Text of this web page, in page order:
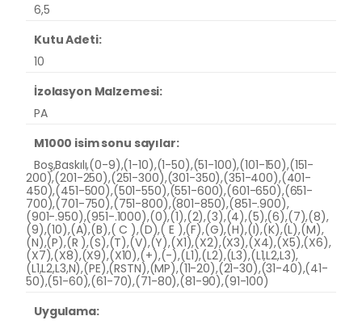
6,5
Kutu Adeti:
10
İzolasyon Malzemesi:
PA
M1000 isim sonu sayılar:
Boş,Baskılı,(0-9),(1-10),(1-50),(51-100),(101-150),(151-
200),(201-250),(251-300),(301-350),(351-400),(401-
450),(451-500),(501-550),(551-600),(601-650),(651-
700),(701-750),(751-800),(801-850),(851-.900),
(901-.950),(951-.1000),(0),(1),(2),(3),(4),(5),(6),(7),(8),
(9),(10),(A),(B),( C ),(D),( E ),(F),(G),(H),(I),(K),(L),(M),
(N),(P),(R ),(S),(T),(V),(Y),(X1),(X2),(X3),(X4),(X5),(X6),
(X7),(X8),(X9),(X10),(+),(-),(L1),(L2),(L3),(L1,L2,L3),
(L1,L2,L3,N),(PE),(RSTN),(MP),(11-20),(21-30),(31-40),(41-
50),(51-60),(61-70),(71-80),(81-90),(91-100)
Uygulama: